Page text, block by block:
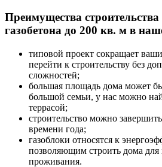
Преимущества
газобетона до 200 кв. м в
типовой проект сокращает
перейти к строительству без
сложностей;
большая площадь дома может
большой семьи, у нас можно
террасой;
строительство можно
времени года;
газоблоки относятся к
позволяющим строить дома для
проживания.